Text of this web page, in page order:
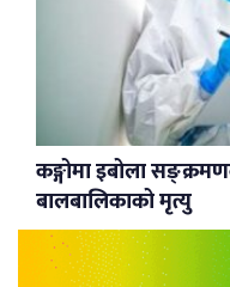
कङ्गोमा इबोला
बालबालिकाको मृत्यु